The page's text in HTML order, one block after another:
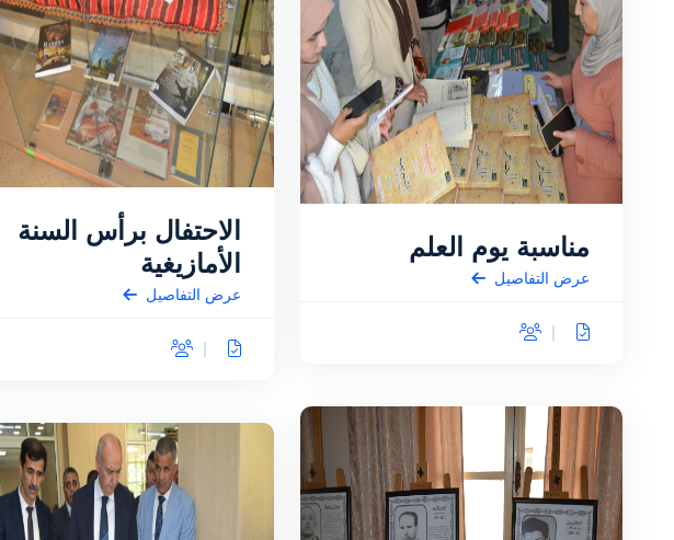
مناسبة يوم العلم
عرض التفاصيل
الاحتفال برأس السنة
الأمازيغية
عرض التفاصيل